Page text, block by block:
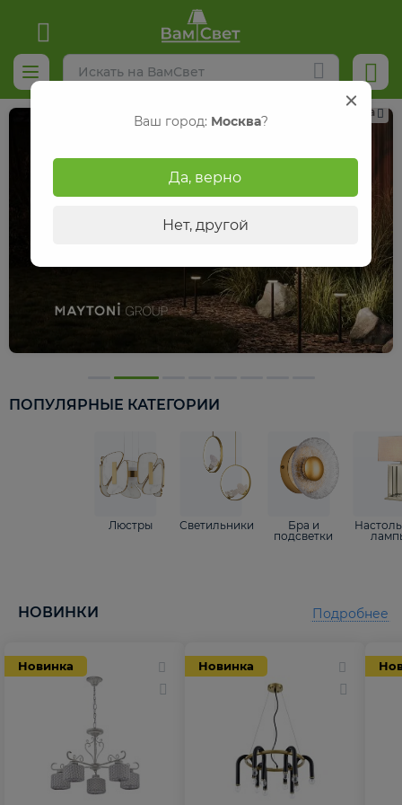
Реклама
ПОПУЛЯРНЫЕ КАТЕГОРИИ
Люстры Светильники
Бра и
подсветки
НОВИНКИ
Новинка Новинка
Подробнее
Ваш город: Москва?
Да, верно
Нет, другой